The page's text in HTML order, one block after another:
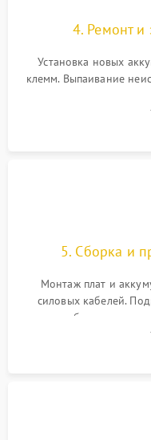
4. Ремонт и
Установка новых
клемм. Выпаивание
цепи зарядки и
Восстановление
5. Сборка и
Монтаж плат и
силовых кабелей.
калибровки
срабатывания AVR